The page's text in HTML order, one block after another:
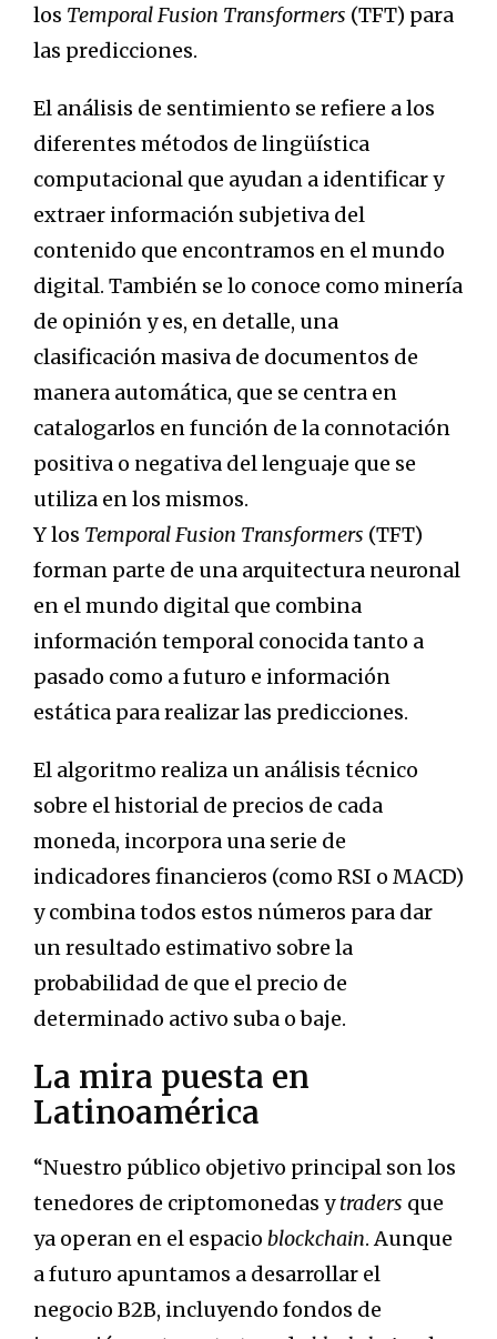
los Temporal Fusion Transformers (TFT) para
las predicciones.
El análisis de sentimiento se refiere a los
diferentes métodos de lingüística
computacional que ayudan a identificar y
extraer información subjetiva del
contenido que encontramos en el mundo
digital. También se lo conoce como minería
de opinión y es, en detalle, una
clasificación masiva de documentos de
manera automática, que se centra en
catalogarlos en función de la connotación
positiva o negativa del lenguaje que se
utiliza en los mismos.
Y los Temporal Fusion Transformers (TFT)
forman parte de una arquitectura neuronal
en el mundo digital que combina
información temporal conocida tanto a
pasado como a futuro e información
estática para realizar las predicciones.
El algoritmo realiza un análisis técnico
sobre el historial de precios de cada
moneda, incorpora una serie de
indicadores financieros (como RSI o MACD)
y combina todos estos números para dar
un resultado estimativo sobre la
probabilidad de que el precio de
determinado activo suba o baje.
La mira puesta en
Latinoamérica
“Nuestro público objetivo principal son los
tenedores de criptomonedas ytraders que
ya operan en el espacio blockchain. Aunque
a futuro apuntamos a desarrollar el
negocio B2B, incluyendo fondos de